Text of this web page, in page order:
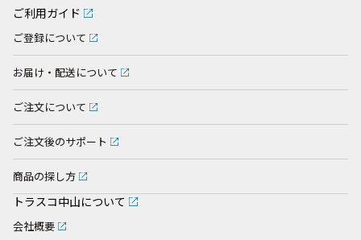
ご利用ガイド
ご登録について
お届け・配送について
ご注文について
ご注文後のサポート
商品の探し方
トラスコ中山について
会社概要